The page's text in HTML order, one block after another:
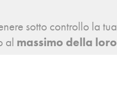
sotto controllo la tua
al massimo della loro